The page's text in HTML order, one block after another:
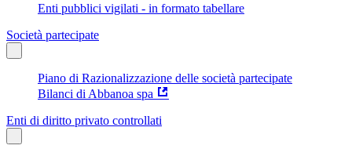
Enti pubblici vigilati - in formato tabellare
Società partecipate
Piano di Razionalizzazione delle società partecipate
Bilanci di Abbanoa spa
Enti di diritto privato controllati